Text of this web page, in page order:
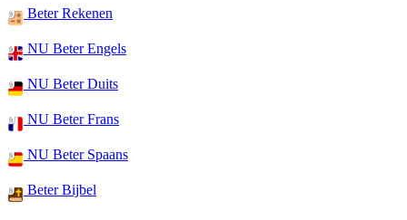
Beter Rekenen
NU Beter Engels
NU Beter Duits
NU Beter Frans
NU Beter Spaans
Beter Bijbel